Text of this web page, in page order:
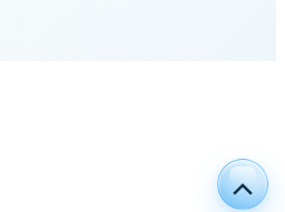
پیمایش